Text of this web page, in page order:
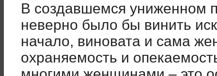
В создавшемся униженном
неверно было бы винить
начало, виновата и сама
охраняемость и